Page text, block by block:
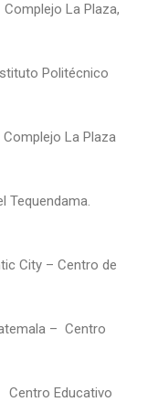
La Plaza,
Politécnico
La Plaza
– Centro de
– Centro
Educativo